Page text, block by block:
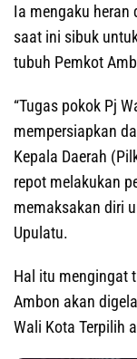
Ia mengaku heran
saat ini sibuk
tubuh Pemkot
“Tugas pokok Pj
mempersiapkan
Kepala Daerah
repot melakukan
memaksakan diri
Upulatu.
Hal itu mengingat
Ambon akan
Wali Kota Terpilih